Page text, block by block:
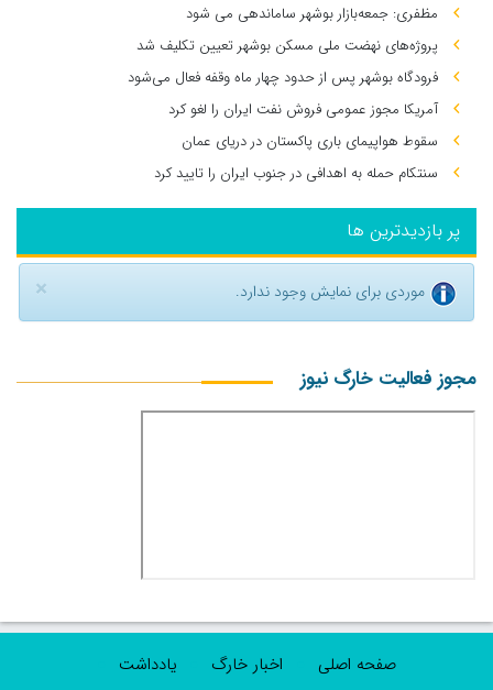
مظفری: جمعه‌بازار بوشهر ساماندهی می‌ شود
پروژه‌های نهضت ملی مسکن بوشهر تعیین تکلیف شد
فرودگاه بوشهر پس از حدود چهار ماه وقفه فعال می‌شود
آمریکا مجوز عمومی فروش نفت ایران را لغو کرد
سقوط هواپیمای باری پاکستان در دریای عمان
سنتکام حمله به اهدافی در جنوب ایران را تایید کرد
پر بازدیدترین ها
× موردی برای نمایش وجود ندارد.
مجوز فعالیت خارگ نیوز
صفحه اصلی اخبار خارگ یادداشت